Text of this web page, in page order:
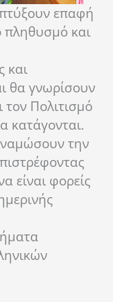
επαφή
πληθυσμό και
και
θα γνωρίσουν
Πολιτισμό
κατάγονται.
την
είναι φορείς